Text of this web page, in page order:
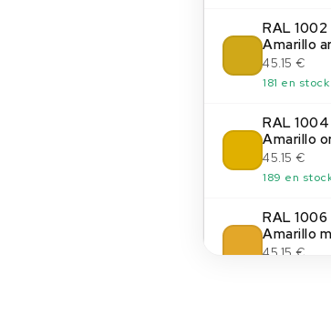
RAL 1002
Amarillo
45.15 €
181 en stock
RAL 1004
Amarillo
45.15 €
189 en
RAL 1006
Amarillo
45.15 €